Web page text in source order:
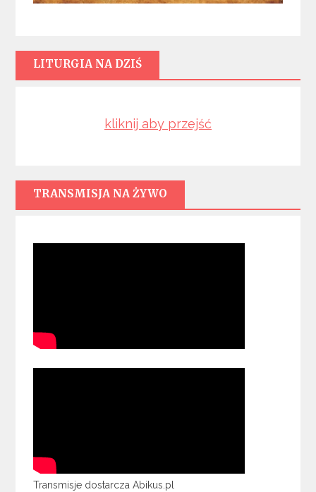
LITURGIA NA DZIŚ
kliknij aby przejść
TRANSMISJA NA ŻYWO
Transmisje dostarcza Abikus.pl